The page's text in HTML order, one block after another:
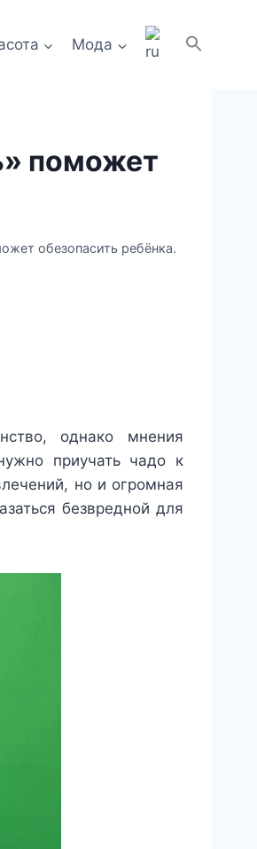
Мода
поможет
обезопасить ребёнка.
однако мнения
приучать чадо к
но и огромная
безвредной для